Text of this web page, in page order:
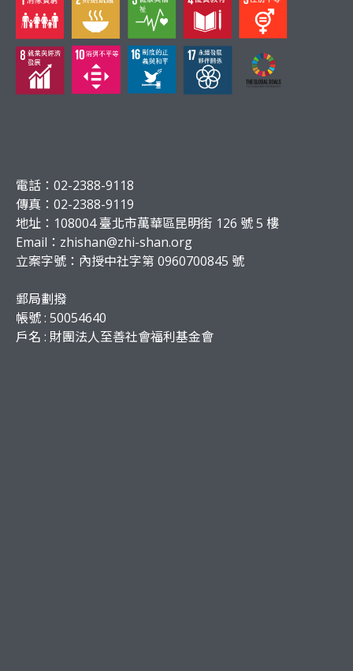
電話：02-2388-9118
傳真：02-2388-9119
地址：108004 臺北市萬華區昆明街 126 號 5 樓
Email： zhishan@zhi-shan.org
立案字號：內授中社字第 0960700845 號
郵局劃撥
帳號 : 50054640
戶名 : 財團法人至善社會福利基金會